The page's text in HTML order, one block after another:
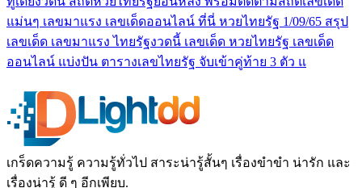
แม่นๆ เลขมาแรง เลขเด็ดออนไลน์ ที่นี่ หวยไทยรัฐ 1/09/65 สรุป
เลขเด็ด เลขมาแรง ไทยรัฐงวดนี้ เลขเด็ด หวยไทยรัฐ เลขเด็ด
ออนไลน์ แบ่งปัน ตารางเลขไทยรัฐ จับเข้าคู่ท้าย 3 ตัว แ
เกร็ดความรู้ ความรู้ทั่วไป สาระน่ารู้สั้นๆ เรื่องขำขำ น่ารัก และ
เรื่องน่ารู้ ดี ๆ อีกเพียบ.